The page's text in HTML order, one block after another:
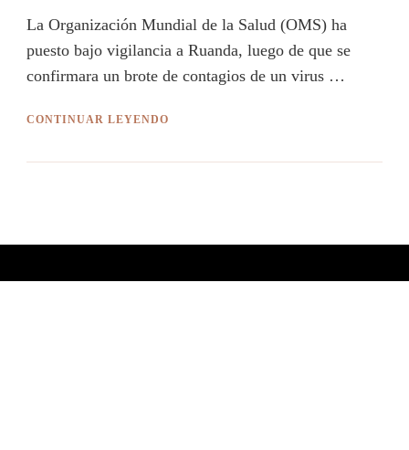
La Organización Mundial de la Salud (OMS) ha
puesto bajo vigilancia a Ruanda, luego de que se
confirmara un brote de contagios de un virus …
CONTINUAR LEYENDO